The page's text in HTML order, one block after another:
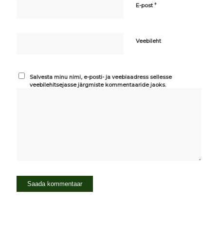
E-post*
Veebileht
Salvesta minu nimi, e-posti- ja veebiaadress sellesse
veebilehitsejasse järgmiste kommentaaride jaoks.